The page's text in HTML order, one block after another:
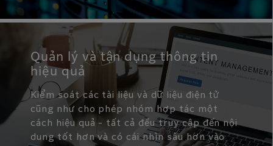
Quản lý và tận dụng thông tin
hiệu quả
Kiểm soát các tài liệu và dữ liệu điện tử
cũng như cho phép nhóm hợp tác một
cách hiệu quả - tất cả đều truy cập đến nội
dung tốt hơn và có cái nhìn sâu hơn vào